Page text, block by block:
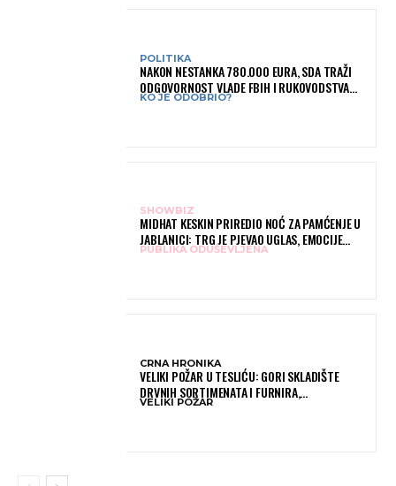
POLITIKA
NAKON NESTANKA 780.000 EURA, SDA TRAŽI
ODGOVORNOST VLADE FBIH I RUKOVODSTVA
IGMANA
KO JE ODOBRIO?
SHOWBIZ
MIDHAT KESKIN PRIREDIO NOĆ ZA PAMĆENJE U
JABLANICI: TRG JE PJEVAO UGLAS, EMOCIJE
PREPLAVILE RODNI GRAD
PUBLIKA ODUŠEVLJENA
CRNA HRONIKA
VELIKI POŽAR U TESLIĆU: GORI SKLADIŠTE
DRVNIH SORTIMENATA I FURNIRA,
VATROGASCIMA STIŽE POMOĆ IZ VIŠE GRADOVA
VELIKI POŽAR